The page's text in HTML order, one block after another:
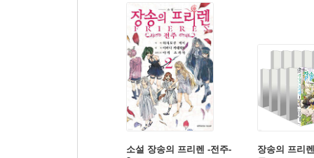
소설 장송의 프리렌 -전주-
장송의 프리